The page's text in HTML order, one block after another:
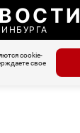
cookie-
свое